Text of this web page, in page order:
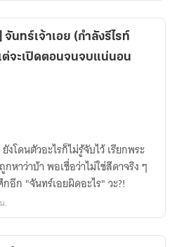
นทร์เจ้าเอย (กำลังรีไรท์
จะเปิดตอนจนจบแน่นอน
โดนตัวอะไรก็ไม่รู้จับไว้ เรียกพระ
หาว่าบ้า พอเชื่อว่าไม่ใช่สีดาจริง ๆ
ยังถูกหาว่าเป็นยักษ์มาทำกลศึกอีก "จันทร์เอยผิดอะไร" วะ?!
.